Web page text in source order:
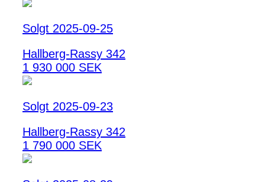
Solgt 2025-09-25
Hallberg-Rassy 342
1 930 000 SEK
Solgt 2025-09-23
Hallberg-Rassy 342
1 790 000 SEK